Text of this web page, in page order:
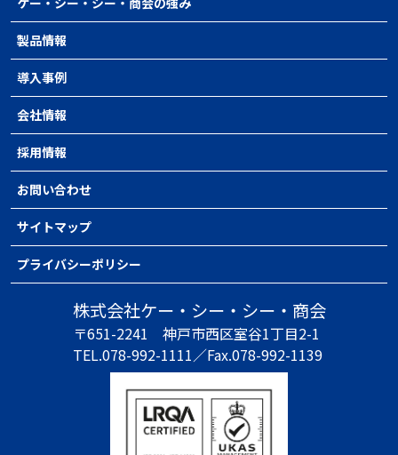
製品情報
導入事例
会社情報
採用情報
お問い合わせ
サイトマップ
プライバシーポリシー
株式会社ケー・シー・シー・商会
〒651-2241 神戸市西区室谷1丁目2-1
TEL.078-992-1111／Fax.078-992-1139